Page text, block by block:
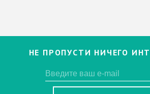
НЕ ПРОПУСТИ НИЧЕГО